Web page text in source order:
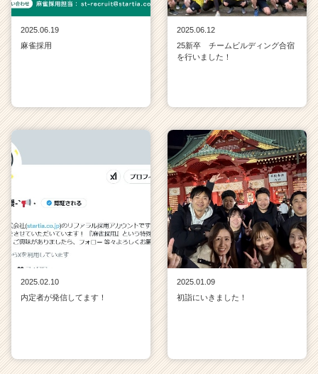
2025.06.19
麻雀採用
2025.06.12
25新卒 チームビルディング合宿
を行いました！
2025.02.10
内定者が発信してます！
2025.01.09
初詣にいきました！